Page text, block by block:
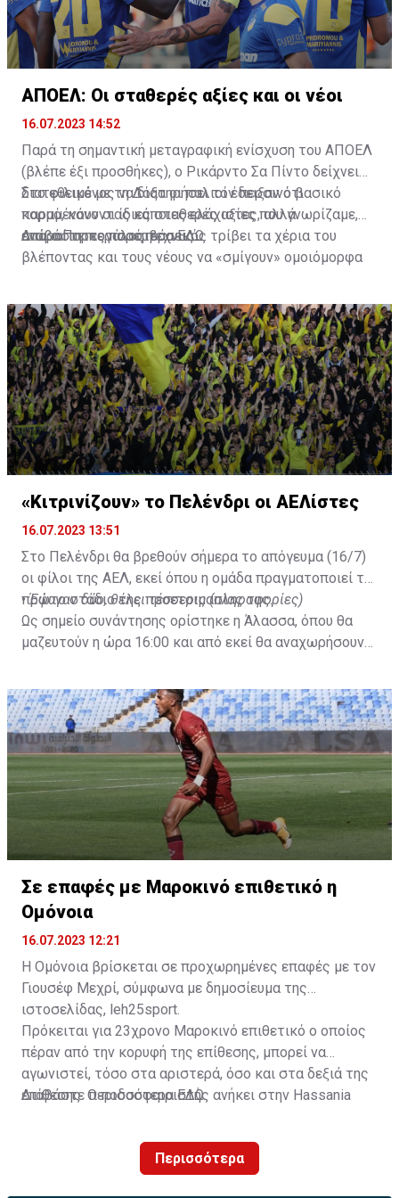
ΑΠΟΕΛ: Οι σταθερές αξίες και οι νέοι
16.07.2023 14:52
Παρά τη σημαντική μεταγραφική ενίσχυση του ΑΠΟΕΛ
(βλέπε έξι προσθήκες), ο Ρικάρντο Σα Πίντο δείχνει
διατεθειμένος να διατηρήσει τον περσινό βασικό
κορμό, κάνοντας κάποιες ελάχιστες, αλλά
απαραίτητες παρεμβάσεις.
Στο φιλικό με τη Δόξα οι παλιοί έδειξαν ότι
παραμένουν οι ίδιες σταθερές αξίες που γνωρίζαμε,
ενώ ο Πορτογάλος τεχνικός τρίβει τα χέρια του
βλέποντας και τους νέους να «σμίγουν» ομοιόμορφα
Διαβάστε περισσότεραΕΔΩ.
«Κιτρινίζουν» το Πελένδρι οι ΑΕΛίστες
16.07.2023 13:51
Στο Πελένδρι θα βρεθούν σήμερα το απόγευμα (16/7)
οι φίλοι της ΑΕΛ, εκεί όπου η ομάδα πραγματοποιεί το
πρώτο στάδιο της προετοιμασίας της.
•Έφυγαν δύο, θέλει τέσσερις (πληροφορίες)
Ως σημείο συνάντησης ορίστηκε η Άλασσα, όπου θα
μαζευτούν η ώρα 16:00 και από εκεί θα αναχωρήσουν
δώοσυν το παρών τους στην απογευματινή προπόνηση
της ομάδας.
Σε επαφές με Μαροκινό επιθετικό η
Ομόνοια
16.07.2023 12:21
Η Ομόνοια βρίσκεται σε προχωρημένες επαφές με τον
Γιουσέφ Μεχρί, σύμφωνα με δημοσίευμα της
ιστοσελίδας, leh25sport.
Πρόκειται για 23χρονο Μαροκινό επιθετικό ο οποίος
πέραν από την κορυφή της επίθεσης, μπορεί να
αγωνιστεί, τόσο στα αριστερά, όσο και στα δεξιά της
επίθεσης. Ο ποδοσφαιριστής ανήκει στην Hassania
Διαβάστε περισσότεραΕΔΩ.
Περισσότερα